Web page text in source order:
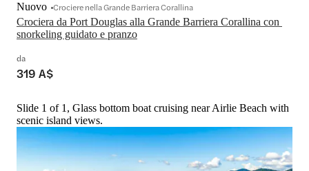
Crociera da Port Douglas alla Grande Barriera Corallina con
snorkeling guidato e pranzo
Nuovo Crociere nella Grande Barriera Corallina
da
319 A$
Slide 1 of 1, Glass bottom boat cruising near Airlie Beach with
scenic island views.